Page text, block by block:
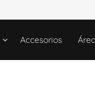
Accesorios